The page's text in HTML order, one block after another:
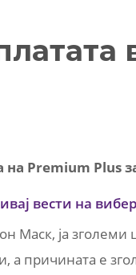
на Premium Plus
вести на вибер
Маск, ја зголеми
а причината е